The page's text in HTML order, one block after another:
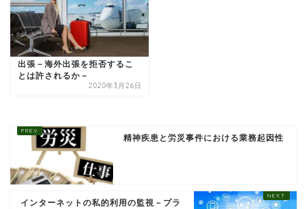
出張－海外出張を拒否するこ
とは許されるか－
2020年3月26日
精神疾患と労災事件における業務起因性
インターネットの私的利用の監視－プラ